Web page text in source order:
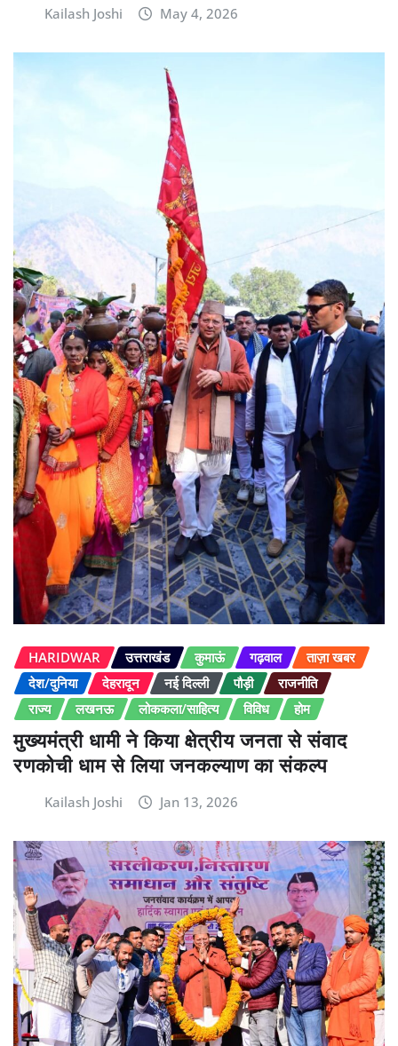
Kailash Joshi May 4, 2026
HARIDWAR उत्तराखंड कुमाऊं गढ़वाल
ताज़ा खबर
देश/दुनिया
देहरादून नई दिल्ली पौड़ी
राजनीति
राज्य
लखनऊ लोककला/साहित्य विविध होम
मुख्यमंत्री धामी ने किया क्षेत्रीय जनता से संवाद
रणकोची धाम से लिया जनकल्याण का संकल्प
Kailash Joshi Jan 13, 2026